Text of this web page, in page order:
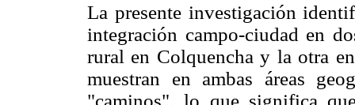
La presente investigación
integración campo-ciudad en
rural en Colquencha y la otra
muestran en ambas áreas
"caminos", lo que significa